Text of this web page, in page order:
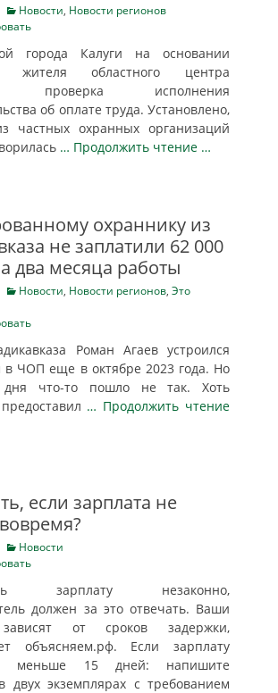
Categories
Новости, Новости регионов
города Калуги на основании
жителя областного центра
проверка исполнения
об оплате труда. Установлено,
частных охранных организаций
… Продолжить чтение …
охраннику из
не заплатили 62 000
два месяца работы
Categories
Новости, Новости регионов, Это
Роман Агаев устроился
в ЧОП еще в октябре 2023 года. Но
дня что-то пошло не так. Хоть
… Продолжить чтение
если зарплата не
Categories
Новости
зарплату незаконно,
должен за это отвечать. Ваши
от сроков задержки,
объясняем.рф. Если зарплату
меньше 15 дней: напишите
двух экземплярах с требованием